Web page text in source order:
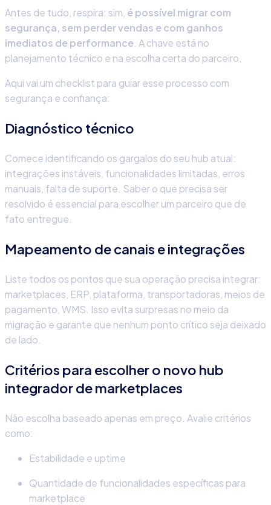
Antes de tudo, respira: sim, é possível migrar com
segurança, sem perder vendas e com ganhos
imediatos de performance . A chave está no
planejamento técnico e na escolha certa do parceiro.
Aqui vai um checklist para guiar esse processo com
segurança e confiança:
Diagnóstico técnico
Comece identificando os gargalos do seu hub atual:
integrações instáveis, funcionalidades limitadas, erros
manuais, falta de suporte. Saber o que precisa ser
resolvido é essencial para escolher um parceiro que de
fato entregue.
Mapeamento de canais e integrações
Liste todos os pontos que sua operação precisa integrar:
marketplaces, ERP, plataforma, transportadoras, meios de
pagamento, WMS. Isso evita surpresas no meio da
migração e garante que nenhum ponto crítico seja deixado
de lado.
Critérios para escolher o novo hub
integrador de marketplaces
Não escolha baseado apenas em preço. Avalie critérios
como:
Estabilidade e uptime
Quantidade de funcionalidades específicas para
marketplace